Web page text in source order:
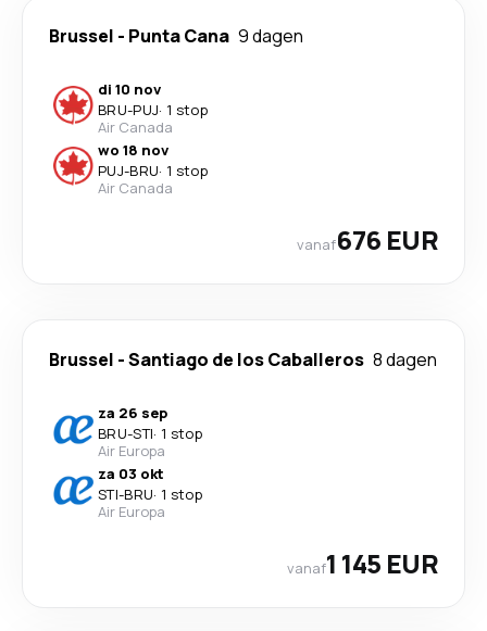
Brussel - Punta Cana 9 dagen
di 10 nov
BRU-PUJ· 1 stop
Air Canada
wo 18 nov
PUJ-BRU· 1 stop
Air Canada
vanaf676 EUR
Brussel -Santiago de los Caballeros 8 dagen
za 26 sep
BRU-STI· 1 stop
Air Europa
za 03 okt
STI-BRU· 1 stop
Air Europa
vanaf1 145 EUR